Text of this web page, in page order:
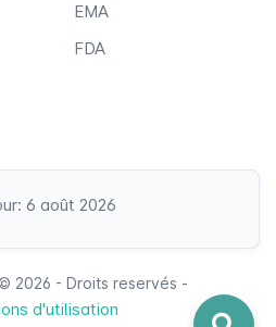
EMA
FDA
6 août 2026
2026 - Droits reservés -
d'utilisation